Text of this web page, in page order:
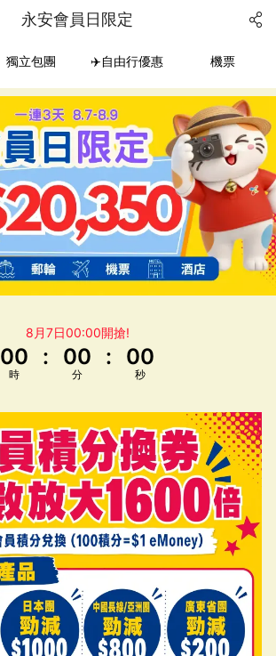
永安會員日限定
獨立包團 ✈️自由行優惠 機票
8月7日00:00開搶!
00
時
: 00
分
: 00
秒